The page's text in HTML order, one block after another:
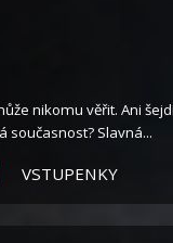
nikomu věřit. Ani
současnost? Slavná...
VSTUPENKY